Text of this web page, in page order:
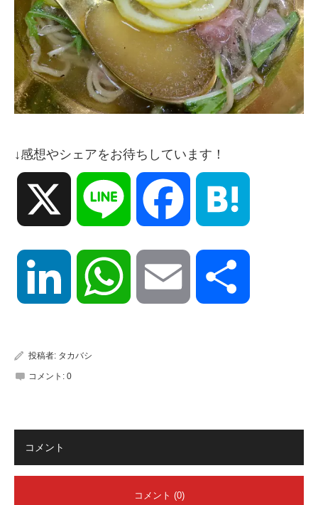
↓感想やシェアをお待ちしています！
Line Facebook
LinkedIn WhatsApp Email
投稿者: タカバシ
コメント: 0
コメント
コメント (0)